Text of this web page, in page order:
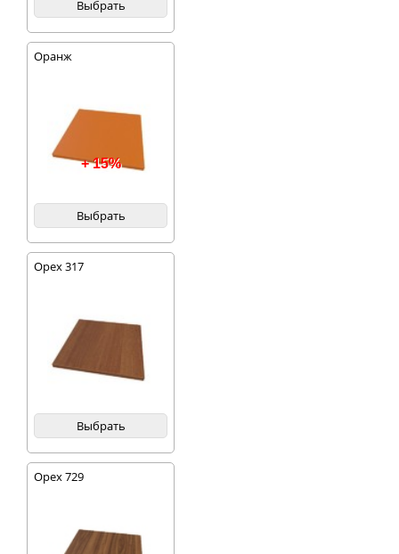
Выбрать
Оранж
+ 15%
Выбрать
Орех 317
Выбрать
Орех 729